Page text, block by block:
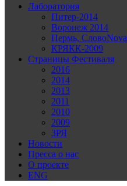
Лаборатория
Питер-2014
Воронеж 2014
Пермь, СловоNova
КРЯКК-2009
Страницы Фестиваля
2016
2014
2013
2011
2010
2009
ЗРЯ
Новости
Пресса о нас
О проекте
ENG